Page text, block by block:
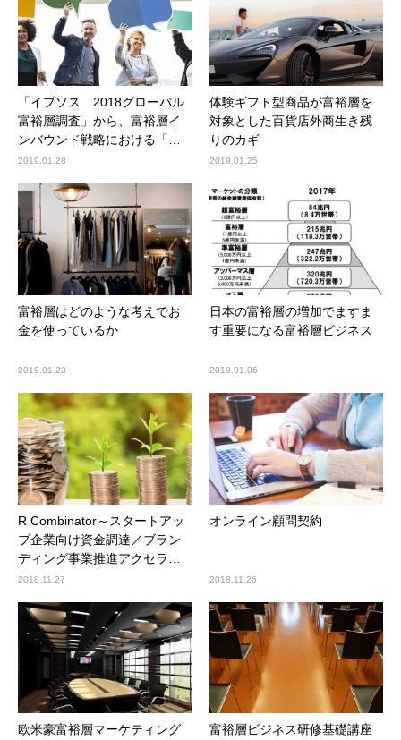
「イプソス 2018グローバル
富裕層調査」から、富裕層イ
ンバウンド戦略における「…
2019.01.28
体験ギフト型商品が富裕層を
対象とした百貨店外商生き残
りのカギ
2019.01.25
富裕層はどのような考えでお
金を使っているか
2019.01.23
日本の富裕層の増加でますま
す重要になる富裕層ビジネス
2019.01.06
R Combinator～スタートアッ
プ企業向け資金調達／ブラン
ディング事業推進アクセラ…
2018.11.27
オンライン顧問契約
2018.11.26
欧米豪富裕層マーケティング
富裕層ビジネス研修基礎講座